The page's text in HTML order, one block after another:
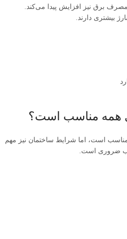
برق نیز افزایش پیدا می‌کند.
بیشتری دارند.
همه مناسب است؟
است، اما شرایط ساختمان نیز مهم
ضروری است.